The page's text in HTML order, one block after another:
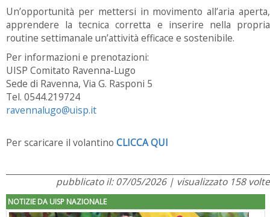
Un’opportunità per mettersi in movimento all’aria aperta,
apprendere la tecnica corretta e inserire nella propria
routine settimanale un’attività efficace e sostenibile.
Per informazioni e prenotazioni:
UISP Comitato Ravenna-Lugo
Sede di Ravenna, Via G. Rasponi 5
Tel. 0544.219724
ravennalugo@uisp.it
Per scaricare il volantino CLICCA QUI
pubblicato il: 07/05/2026 | visualizzato 158 volte
NOTIZIE DA UISP NAZIONALE